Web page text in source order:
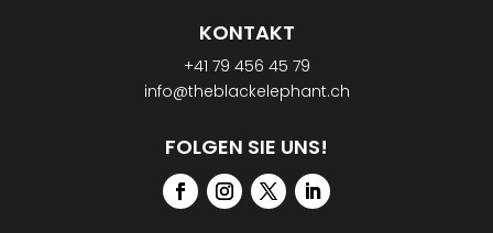
KONTAKT
+41 79 456 45 79
info@theblackelephant.ch
FOLGEN SIE UNS!